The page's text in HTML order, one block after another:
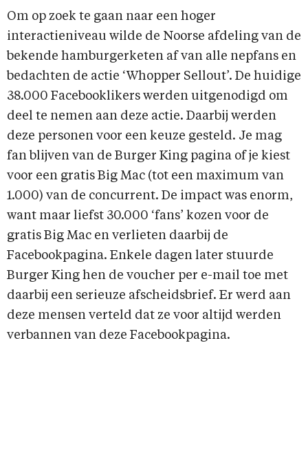
Om op zoek te gaan naar een hoger
interactieniveau wilde de Noorse afdeling van de
bekende hamburgerketen af van alle nepfans en
bedachten de actie ‘Whopper Sellout’. De huidige
38.000 Facebooklikers werden uitgenodigd om
deel te nemen aan deze actie. Daarbij werden
deze personen voor een keuze gesteld. Je mag
fan blijven van de Burger King pagina of je kiest
voor een gratis Big Mac (tot een maximum van
1.000) van de concurrent. De impact was enorm,
want maar liefst 30.000 ‘fans’ kozen voor de
gratis Big Mac en verlieten daarbij de
Facebookpagina. Enkele dagen later stuurde
Burger King hen de voucher per e-mail toe met
daarbij een serieuze afscheidsbrief. Er werd aan
deze mensen verteld dat ze voor altijd werden
verbannen van deze Facebookpagina.